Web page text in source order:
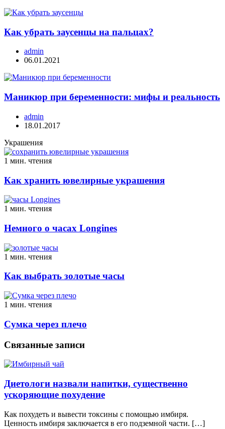
Как убрать заусенцы на пальцах?
admin
06.01.2021
Маникюр при беременности: мифы и реальность
admin
18.01.2017
Украшения
1 мин. чтения
Как хранить ювелирные украшения
1 мин. чтения
Немного о часах Longines
1 мин. чтения
Как выбрать золотые часы
1 мин. чтения
Сумка через плечо
Связанные записи
Диетологи назвали напитки, существенно
ускоряющие похудение
Как похудеть и вывести токсины с помощью имбиря.
Ценность имбиря заключается в его подземной части. […]